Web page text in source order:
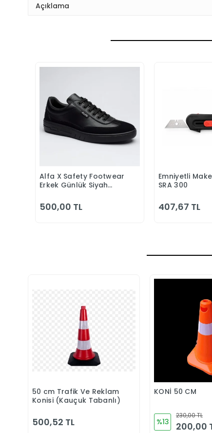
Açıklama
Sepete Ekle
Alfa X Safety Footwear
Erkek Günlük Siyah
500,00 TL
Emniyetli
SRA 300
407,67 TL
Sepete Ekle
50 cm Trafik Ve Reklam
Konisi (Kauçuk Tabanlı)
500,52 TL
KONİ 50 CM
%13
230,00 TL
200,00